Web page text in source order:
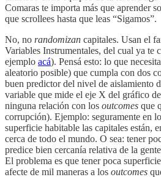
Comaras te importa más que aprender
que scrollees hasta que leas “Sigamos”.
No, no randomizan capitales. Usan el
Variables Instrumentales, del cual ya te
ejemplo acá). Pensá esto: lo que
aleatorio posible) que cumpla con dos
buen predictor del nivel de aislamiento
variable que mide el eje X del gráfico
ninguna relación con los outcomes que
corrupción). Ejemplo: seguramente en
superficie habitable las capitales están,
cerca de todo el mundo. O sea: tener
predice bien cercanía relativa de la
El problema es que tener poca
afecte de mil maneras a los outcomes